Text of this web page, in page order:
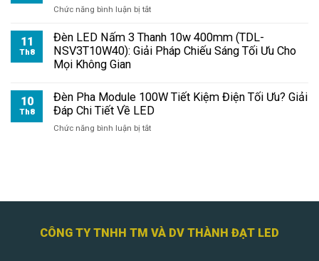
Cần
Biết
Chức năng bình luận bị tắtở
Module
Là
Cấu
Tạo
11
Th8
Đèn LED Nấm 3 Thanh 10w 400mm (TDL-
NSV3T10W40): Giải Pháp Chiếu Sáng Tối Ưu Cho
Mọi Không Gian
10
Th8
Đèn Pha Module 100W Tiết Kiệm Điện Tối Ưu? Giải
Đáp Chi Tiết Về LED
Chức năng bình luận bị tắtở
Kiệm
Tối
CÔNG TY TNHH TM VÀ DV THÀNH ĐẠT LED